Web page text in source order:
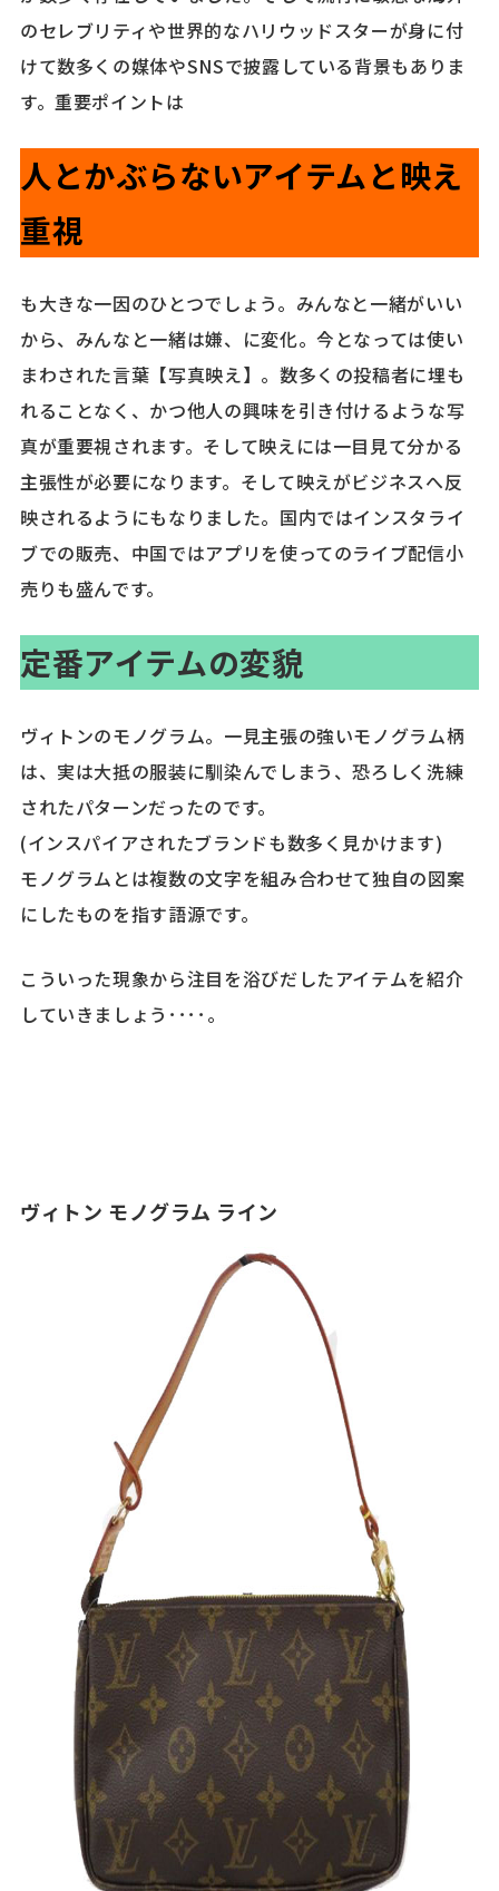
のセレブリティや世界的なハリウッドスターが身に付
けて数多くの媒体やSNSで披露している背景もありま
す。重要ポイントは
人とかぶらないアイテムと映え
重視
も大きな一因のひとつでしょう。みんなと一緒がいい
から、みんなと一緒は嫌、に変化。今となっては使い
まわされた言葉【写真映え】。数多くの投稿者に埋も
れることなく、かつ他人の興味を引き付けるような写
真が重要視されます。そして映えには一目見て分かる
主張性が必要になります。そして映えがビジネスへ反
映されるようにもなりました。国内ではインスタライ
ブでの販売、中国ではアプリを使ってのライブ配信小
売りも盛んです。
定番アイテムの変貌
ヴィトンのモノグラム。一見主張の強いモノグラム柄
は、実は大抵の服装に馴染んでしまう、恐ろしく洗練
されたパターンだったのです。
(インスパイアされたブランドも数多く見かけます)
モノグラムとは複数の文字を組み合わせて独自の図案
にしたものを指す語源です。
こういった現象から注目を浴びだしたアイテムを紹介
していきましょう････。
ヴィトン モノグラム ライン